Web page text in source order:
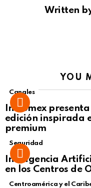
Written
YOU
Canales
Intcomex
edición inspirada
premium
Seguridad
Inteligencia
en los Centros de
Centroamérica y el